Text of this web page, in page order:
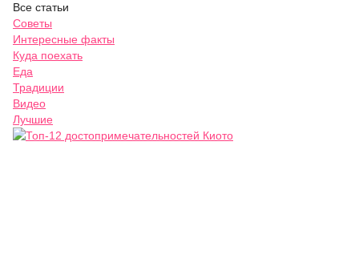
Все статьи
Советы
Интересные факты
Куда поехать
Еда
Традиции
Видео
Лучшие